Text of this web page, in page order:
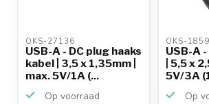
OKS-27136
USB-A - DC plug haaks
kabel | 3,5 x 1,35mm |
max. 5V/1A (...
Op voorraad
OKS-
USB-A
| 5,5 x
5V/3A
Op